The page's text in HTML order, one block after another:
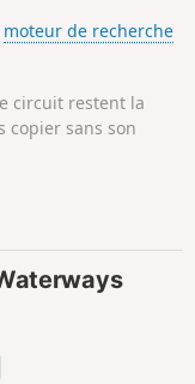
rivière. Ensuite, tu
et
moteur de recherche
circuit restent la
copier sans son